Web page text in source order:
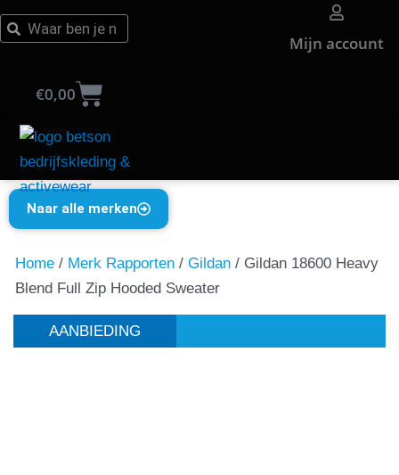
Ga
naar
inhoud
Zoeken
Zoeken
Mijn account
€0,00Winkelwagen
Naar alle merken
Home / Merk Rapporten / Gildan / Gildan 18600 Heavy
Blend Full Zip Hooded Sweater
AANBIEDING